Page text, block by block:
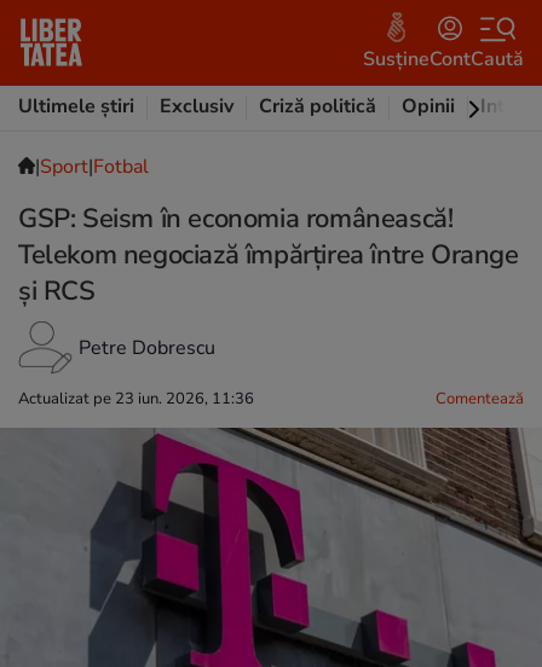
SusțineContCaută
Ultimele știri
Exclusiv Criză politică Opinii
|Sport|Fotbal
GSP: Seism în economia românească!
Telekom negociază împărțirea între Orange
și RCS
Petre Dobrescu
Actualizat pe 23 iun. 2026, 11:36 Comentează